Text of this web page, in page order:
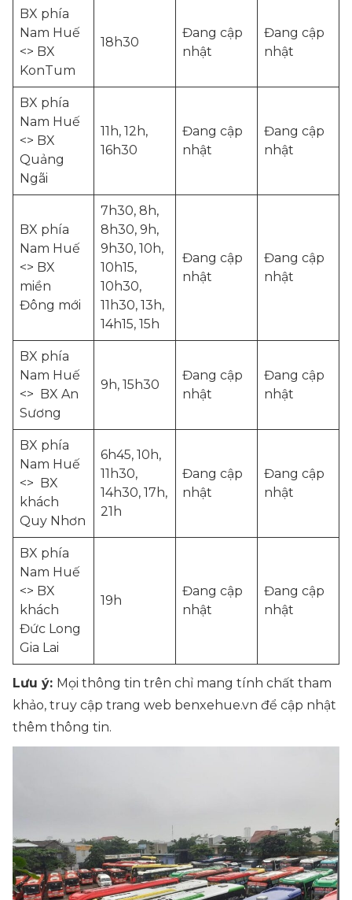
BX phía
Nam Huế
<> BX
KonTum
18h30
Đang cập
nhật
Đang cập
nhật
BX phía
Nam Huế
<> BX
Quảng
Ngãi
11h, 12h,
16h30
Đang cập
nhật
Đang cập
nhật
BX phía
Nam Huế
<> BX
miền
Đông mới
7h30, 8h,
8h30, 9h,
9h30, 10h,
10h15,
10h30,
11h30, 13h,
14h15, 15h
Đang cập
nhật
Đang cập
nhật
BX phía
Nam Huế
<> BX An
Sương
9h, 15h30
Đang cập
nhật
Đang cập
nhật
BX phía
Nam Huế
<> BX
khách
Quy Nhơn
6h45, 10h,
11h30,
14h30, 17h,
21h
Đang cập
nhật
Đang cập
nhật
BX phía
Nam Huế
<> BX
khách
Đức Long
Gia Lai
19h
Đang cập
nhật
Đang cập
nhật
Lưu ý: Mọi thông tin trên chỉ mang tính chất tham
khảo, truy cập trang web benxehue.vn để cập nhật
thêm thông tin.